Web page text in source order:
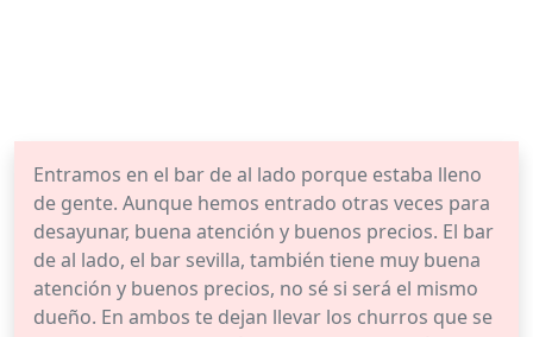
Entramos en el bar de al lado porque estaba lleno
de gente. Aunque hemos entrado otras veces para
desayunar, buena atención y buenos precios. El bar
de al lado, el bar sevilla, también tiene muy buena
atención y buenos precios, no sé si será el mismo
dueño. En ambos te dejan llevar los churros que se